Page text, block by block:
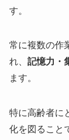
す。
常に複数の作
れ、 記憶力・
ます。
特に高齢者に
化を図ること